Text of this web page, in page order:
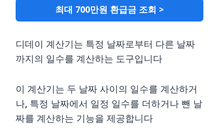
최대 700만원 환급금 조회 >
디데이 계산기는 특정 날짜로부터 다른 날짜
까지의 일수를 계산하는 도구입니다
이 계산기는 두 날짜 사이의 일수를 계산하거
나, 특정 날짜에서 일정 일수를 더하거나 뺀 날
짜를 계산하는 기능을 제공합니다